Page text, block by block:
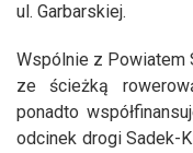
ul. Garbarskiej.
Wspólnie z Powiatem
ze ścieżką
ponadto
odcinek drogi Sadek-